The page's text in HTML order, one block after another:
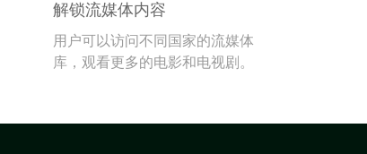
解锁流媒体内容
用户可以访问不同国家的流媒体
库，观看更多的电影和电视剧。